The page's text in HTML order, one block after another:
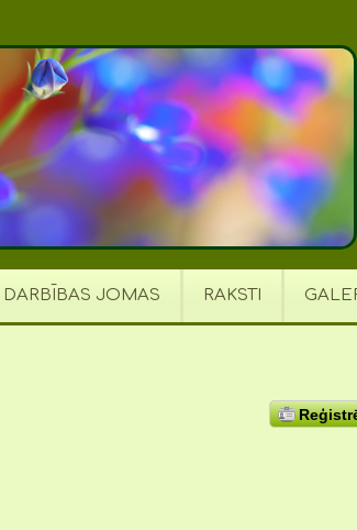
DARBĪBAS JOMAS RAKSTI